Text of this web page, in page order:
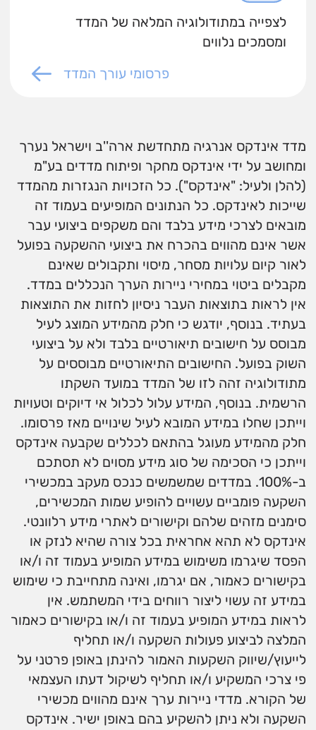
לצפייה במתודולוגיה המלאה של המדד
ומסמכים נלווים
פרסומי עורך המדד
מדד אינדקס אנרגיה מתחדשת ארה''ב וישראל נערך
ומחושב על ידי אינדקס מחקר ופיתוח מדדים בע"מ
(להלן ולעיל: "אינדקס"). כל הזכויות הנגזרות מהמדד
שייכות לאינדקס. כל הנתונים המופיעים בעמוד זה
מובאים לצרכי מידע בלבד והם משקפים ביצועי עבר
אשר אינם מהווים בהכרח את ביצועי ההשקעה בפועל
לאור קיום עלויות מסחר, מיסוי ותקבולים שאינם
מקבלים ביטוי במחירי ניירות הערך הנכללים במדד.
אין לראות בתוצאות העבר ניסיון לחזות את התוצאות
בעתיד. בנוסף, יודגש כי חלק מהמידע המוצג לעיל
מבוסס על חישובים תיאורטיים בלבד ולא על ביצועי
השוק בפועל. החישובים התיאורטיים מבוססים על
מתודולוגיה זהה לזו של המדד במועד השקתו
הרשמית. בנוסף, המידע עלול לכלול אי דיוקים וטעויות
וייתכן שחלו במידע המובא לעיל שינויים מאז פרסומו.
חלק מהמידע מעוגל בהתאם לכללים שקבעה אינדקס
וייתכן כי הסכימה של סוג מידע מסוים לא תסתכם
ב-100%. במדדים שמשמשים כנכס מעקב במכשירי
השקעה פומביים עשויים להופיע שמות המכשירים,
סימנים מזהים שלהם וקישורים לאתרי מידע רלוונטי.
אינדקס לא תהא אחראית בכל צורה שהיא לנזק או
הפסד שיגרמו משימוש במידע המופיע בעמוד זה ו/או
בקישורים כאמור, אם יגרמו, ואינה מתחייבת כי שימוש
במידע זה עשוי ליצור רווחים בידי המשתמש. אין
לראות במידע המופיע בעמוד זה ו/או בקישורים כאמור
המלצה לביצוע פעולות השקעה ו/או תחליף
לייעוץ/שיווק השקעות האמור להינתן באופן פרטני על
פי צרכי המשקיע ו/או תחליף לשיקול דעתו העצמאי
של הקורא. מדדי ניירות ערך אינם מהווים מכשירי
השקעה ולא ניתן להשקיע בהם באופן ישיר. אינדקס